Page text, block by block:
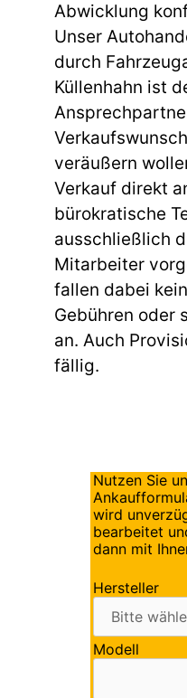
Abwicklung
Unser
durch
Küllenhahn ist
veräußern
Verkauf direkt
bürokratische
ausschließlich
Mitarbeiter
fallen dabei
Gebühren oder
an. Auch
fällig.
Nutzen Sie
wird
bearbeitet
dann mit
Hersteller
Modell